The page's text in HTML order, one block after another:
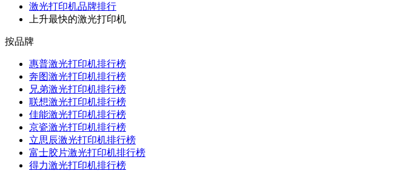
激光打印机品牌排行
上升最快的激光打印机
按品牌
惠普激光打印机排行榜
奔图激光打印机排行榜
兄弟激光打印机排行榜
联想激光打印机排行榜
佳能激光打印机排行榜
京瓷激光打印机排行榜
立思辰激光打印机排行榜
富士胶片激光打印机排行榜
得力激光打印机排行榜